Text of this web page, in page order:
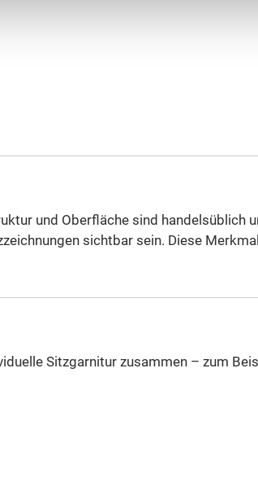
und Oberfläche sind handelsüblich
sichtbar sein. Diese
Sitzgarnitur zusammen – zum